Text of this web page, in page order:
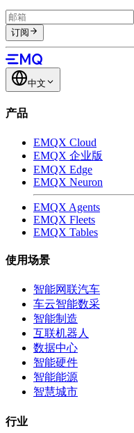
订阅
中文
产品
EMQX Cloud
EMQX 企业版
EMQX Edge
EMQX Neuron
EMQX Agents
EMQX Fleets
EMQX Tables
使用场景
智能网联汽车
车云智能数采
智能制造
互联机器人
数据中心
智能硬件
智能能源
智慧城市
行业